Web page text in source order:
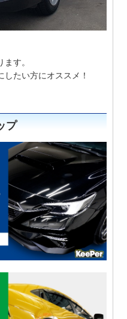
す。
したい方にオススメ！
プ